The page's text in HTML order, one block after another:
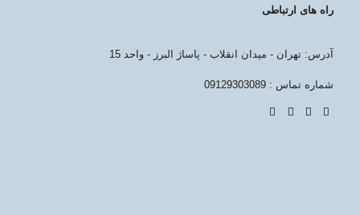
راه های ارتباطی
آدرس: تهران - میدان انقلاب - پاساژ البرز - واحد 15
شماره تماس : 09129303089